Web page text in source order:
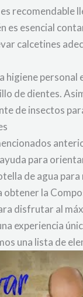
es esencial
calcetines
higiene
de dientes.
de insectos
para
de agua
la
disfrutar al
experiencia
una lista de